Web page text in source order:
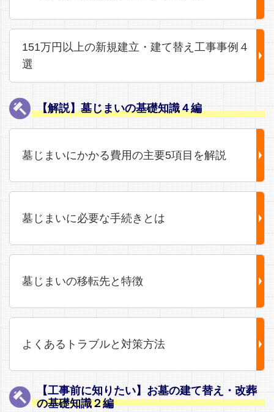
151万円以上の新規建立・建て替え工事事例４
選
【解説】墓じまいの基礎知識４編
墓じまいにかかる費用の主要5項目を解説
墓じまいに必要な手続きとは
墓じまいの移転先と特徴
よくあるトラブルと対策方法
【工事前に知りたい】お墓の建て替え・改葬
の基礎知識２編